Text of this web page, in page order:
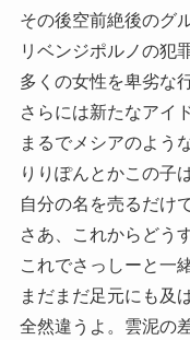
その後空前絶後のグ
リベンジポルノの犯
多くの女性を卑劣な
さらには新たなアイ
まるでメシアのよう
りりぽんとかこの子
自分の名を売るだけ
さあ、これからどう
これでさっしーと一
まだまだ足元にも及
全然違うよ。雲泥の差